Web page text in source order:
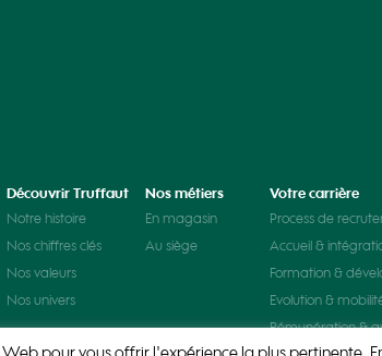
Découvrir Truffaut
Notre histoire
Nos chiffres clés
Nos valeurs
Nos univers
Nos métiers
En magasin
Au siège
Votre carrière
Process de
Accueil &
Formation &
Evolution &
Rémunération &